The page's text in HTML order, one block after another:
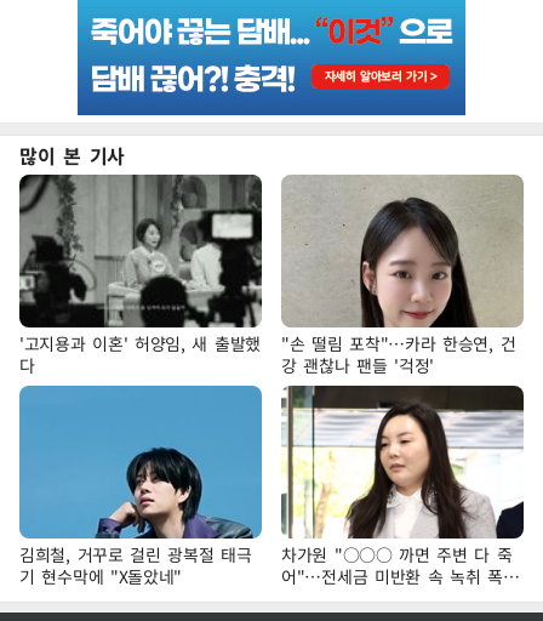
많이 본 기사
'고지용과 이혼' 허양임, 새 출발했
다
"손 떨림 포착"…카라 한승연, 건
강 괜찮나 팬들 '걱정'
김희철, 거꾸로 걸린 광복절 태극
기 현수막에 "X돌았네"
차가원 "○○○ 까면 주변 다 죽
어"…전세금 미반환 속 녹취 폭로
파장